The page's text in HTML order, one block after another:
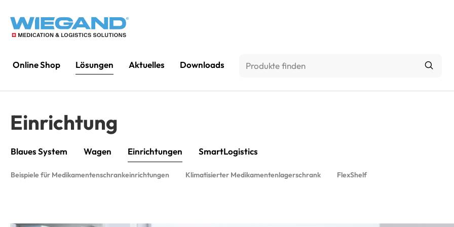
Online Shop Lösungen Aktuelles Downloads Über uns
Einrichtung
Blaues System Wagen Einrichtungen SmartLogistics
Beispiele für Medikamentenschrankeinrichtungen Klimatisierter Medikamentenlagerschrank FlexShelf